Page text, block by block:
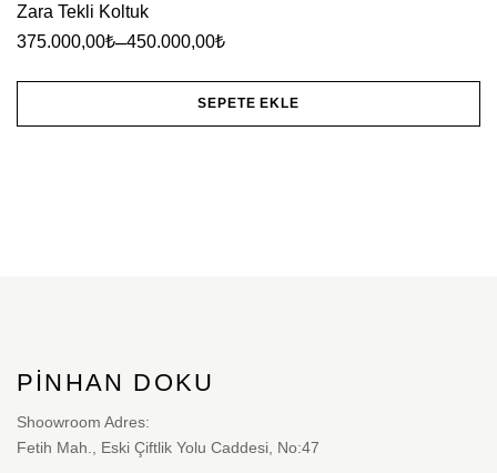
Zara Tekli Koltuk
375.000,00₺–450.000,00₺
SEPETE EKLE
ürün
seçilebilir
PINHAN DOKU
Shoowroom Adres:
Fetih Mah., Eski Çiftlik Yolu Caddesi, No:47